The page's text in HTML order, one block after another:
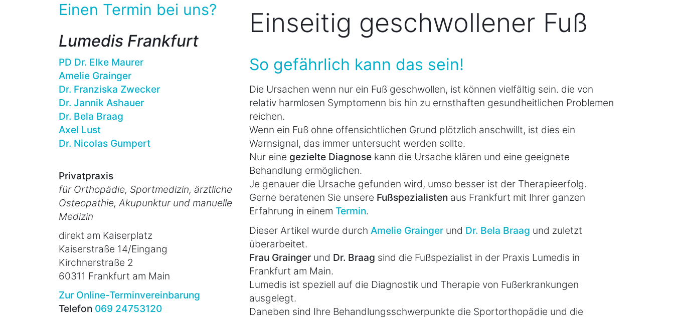
Einen Termin bei uns?
Lumedis Frankfurt
PD Dr. Elke Maurer
Amelie Grainger
Dr. Franziska Zwecker
Dr. Jannik Ashauer
Dr. Bela Braag
Axel Lust
Dr. Nicolas Gumpert
Privatpraxis
für Orthopädie, Sportmedizin, ärztliche
Osteopathie, Akupunktur und manuelle
Medizin
direkt am Kaiserplatz
Kaiserstraße 14/Eingang
Kirchnerstraße 2
60311 Frankfurt am Main
Zur Online-Terminvereinbarung
Telefon 069 24753120
Einseitig geschwollener Fuß
So gefährlich kann das sein!
Die Ursachen wenn nur ein Fuß geschwollen, ist können vielfältig sein. die von
relativ harmlosen Symptomenn bis hin zu ernsthaften gesundheitlichen Problemen
reichen.
Wenn ein Fuß ohne offensichtlichen Grund plötzlich anschwillt, ist dies ein
Warnsignal, das immer untersucht werden sollte.
Nur eine gezielte Diagnose kann die Ursache klären und eine geeignete
Behandlung ermöglichen.
Je genauer die Ursache gefunden wird, umso besser ist der Therapieerfolg.
Gerne beratenen Sie unsere Fußspezialisten aus Frankfurt mit Ihrer ganzen
Erfahrung in einem Termin.
Dieser Artikel wurde durch Amelie Grainger und Dr. Bela Braag und zuletzt
überarbeitet.
Frau Grainger und Dr. Braag sind die Fußspezialist in der Praxis Lumedis in
Frankfurt am Main.
Lumedis ist speziell auf die Diagnostik und Therapie von Fußerkrankungen
ausgelegt.
Daneben sind Ihre Behandlungsschwerpunkte die Sportorthopädie und die